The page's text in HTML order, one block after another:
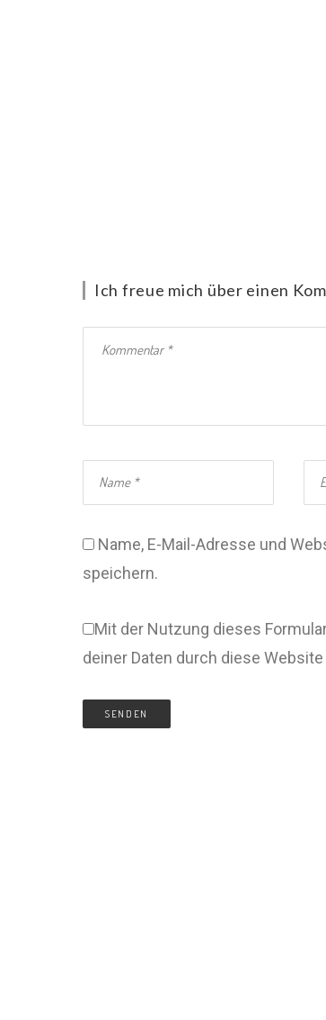
Ich freue mich über einen
Name, E-Mail-Adresse und
speichern.
Mit der Nutzung dieses
deiner Daten durch diese